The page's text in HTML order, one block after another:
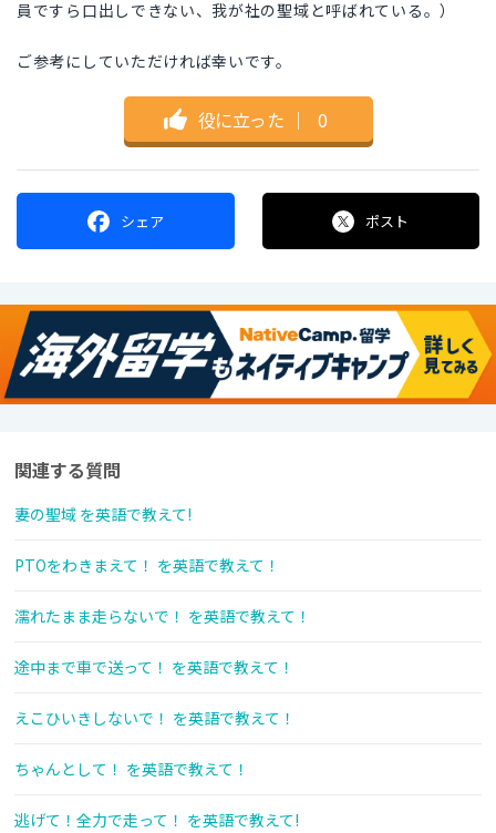
員ですら口出しできない、我が社の聖域と呼ばれている。）
ご参考にしていただければ幸いです。
役に立った ｜ 0
シェア ポスト
関連する質問
妻の聖域 を英語で教えて!
PTOをわきまえて！ を英語で教えて！
濡れたまま走らないで！ を英語で教えて！
途中まで車で送って！ を英語で教えて！
えこひいきしないで！ を英語で教えて！
ちゃんとして！ を英語で教えて！
逃げて！全力で走って！ を英語で教えて!